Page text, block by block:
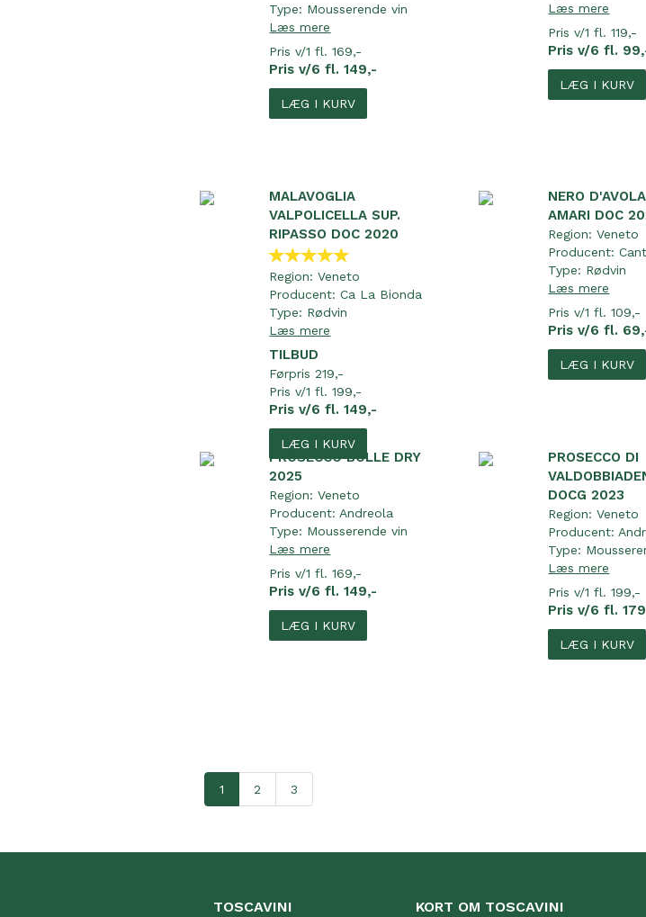
Type: Mousserende vin
Læs mere
Pris v/1 fl. 169,-
Pris v/6 fl. 149,-
LÆG I KURV
Læs mere
Pris v/1 fl. 119,-
Pris v/6 fl.
LÆG I KURV
MALAVOGLIA
VALPOLICELLA SUP.
RIPASSO DOC 2020
Region:Veneto
Producent:Ca La Bionda
Type: Rødvin
Læs mere
TILBUD
Førpris 219,-
Pris v/1 fl. 199,-
Pris v/6 fl. 149,-
LÆG I KURV
NERO
AMARI DOC
Region:Veneto
Producent:
Type: Rødvin
Læs mere
Pris v/1 fl. 109,-
Pris v/6 fl.
LÆG I KURV
PROSECCO BOLLE DRY
2025
Region:Veneto
Producent: Andreola
Type: Mousserende vin
Læs mere
Pris v/1 fl. 169,-
Pris v/6 fl. 149,-
LÆG I KURV
PROSECCO DI
DOCG 2023
Region:Veneto
Producent:
Type:
Læs mere
Pris v/1 fl. 199,-
Pris v/6 fl.
LÆG I KURV
1 2 3
TOSCAVINI KORT OM TOSCAVINI